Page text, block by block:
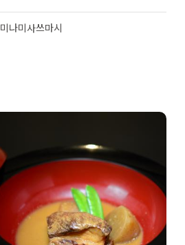
미나미사쓰마시